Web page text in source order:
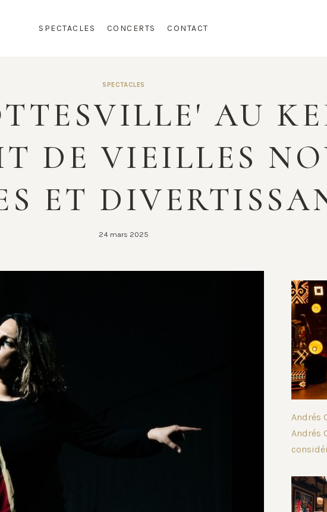
SPECTACLES CONCERTS CONTACT
SPECTACLES
AU
DE VIEILLES
ET
24 mars 2025
Andrés
Andrés